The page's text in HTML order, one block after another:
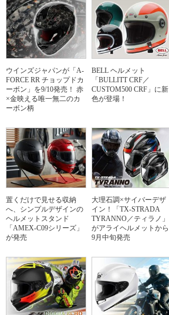
ウインズジャパンが「A-
FORCE RR チョップドカ
ーボン」を9/10発売！ 赤
×金映える唯一無二のカ
ーボン柄
BELL ヘルメット
「BULLITT CRF／
CUSTOM500 CRF」に新
色が登場！
置くだけで見せる収納
へ、シンプルデザインの
ヘルメットスタンド
「AMEX-C09シリーズ」
が発売
大理石調×サイバーデザ
イン！「TX-STRADA
TYRANNO／ティラノ」
がアライヘルメットから
9月中旬発売